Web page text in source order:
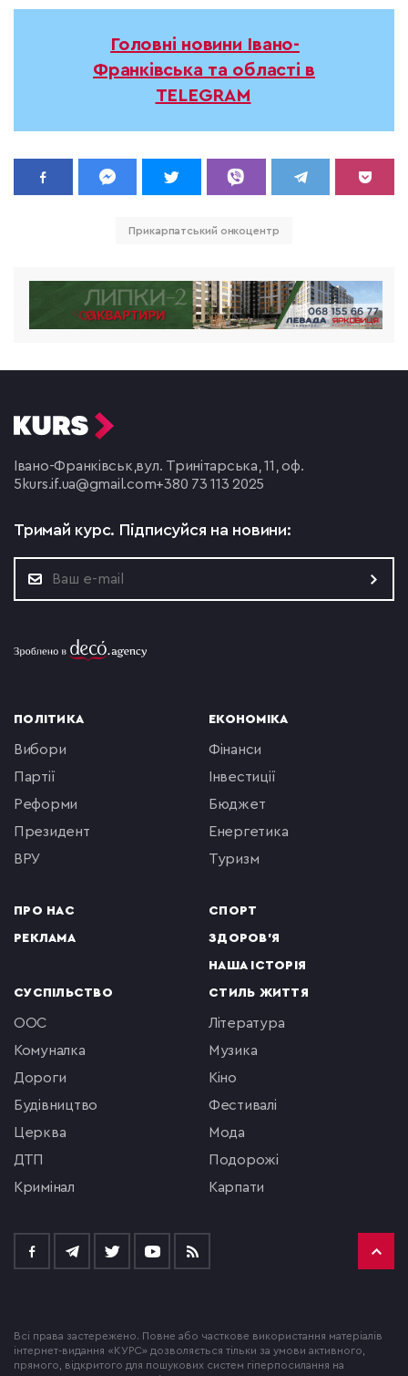
Головні новини Івано-
Франківська та області в
TELEGRAM
Прикарпатський онкоцентр
Івано-Франківськ,вул. Тринітарська, 11, оф.
5 kurs.if.ua@gmail.com+380 73 113 2025
Тримай курс. Підписуйся на новини:
ПОЛІТИКА
вибори
партії
реформи
президент
ВРУ
ПРО НАС
РЕКЛАМА
ЕКОНОМІКА
фінанси
інвестиції
бюджет
енергетика
туризм
СПОРТ
ЗДОРОВ'Я
НАША ІСТОРІЯ
СУСПІЛЬСТВО
ООС
комуналка
Дороги
будівництво
церква
ДТП
кримінал
СТИЛЬ ЖИТТЯ
література
музика
кіно
фестивалі
мода
подорожі
Карпати
Всі права застережено. Повне або часткове використання матеріалів
інтернет-видання «КУРС» дозволяється тільки за умови активного,
прямого, відкритого для пошукових систем гіперпосилання на